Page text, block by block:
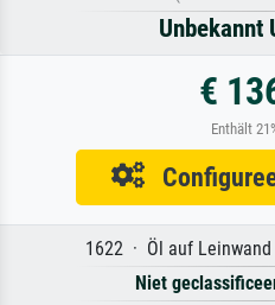
Unbekannt
€
Enthält
1622 · Öl auf
Niet